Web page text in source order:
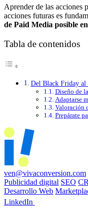
Aprender de las acciones
acciones futuras es
de Paid Media posible
Tabla de contenidos
Del Black Friday al
Diseño de
Adaptarse
Valoración
Prepárate
ven@vivaconversion.com
Publicidad digital SEO
Desarrollo Web
LinkedIn